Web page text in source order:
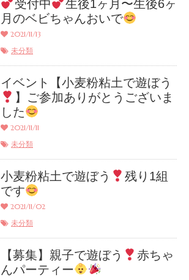
受付中
生後1ヶ月〜生後6ヶ
月のベビちゃんおいで
2021/11/13
未分類
イベント【小麦粉粘土で遊ぼう
】ご参加ありがとうございま
した
2021/11/11
未分類
小麦粉粘土で遊ぼう
残り1組
です
2021/11/02
未分類
【募集】親子で遊ぼう
赤ちゃ
んパーティー